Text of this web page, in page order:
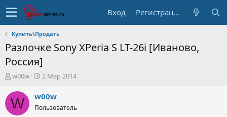
Вход Регистрация
Купить\Продать
Разлочке Sony XPeria S LT-26i [Иваново,
Россия]
А
т
о
р
w00w
Д
т
н
2 Мар 2014
W w00w
Пользователь